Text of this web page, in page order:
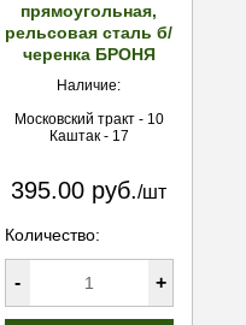
прямоугольная,
рельсовая сталь б/
черенка БРОНЯ
Наличие:
Московский тракт - 10
Каштак - 17
395.00 руб./шт
Количество:
- +